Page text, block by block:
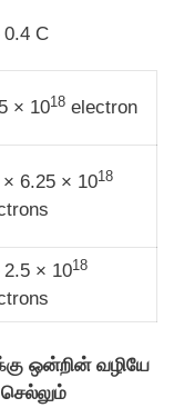
C
× 1018 electron
6.25 × 1018
2.5 × 1018
ஒன்றின் வழியே